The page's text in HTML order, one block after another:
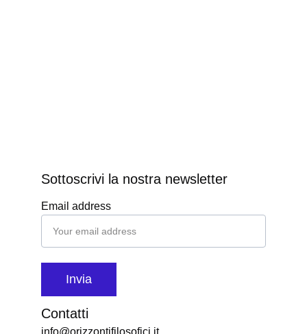
Contatti
Email address
Invia
info@orizzontifilosofici.it
Sottoscrivi la nostra newsletter